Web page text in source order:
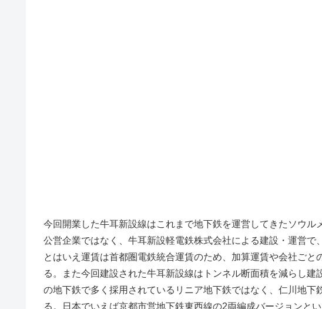
今回開業した牛耳新設線はこれまで地下鉄を運営してきたソウ
公営企業ではなく、牛耳新設軽電鉄株式会社による建設・運営で
とはいえ運賃は首都圏電鉄統合運賃のため、加算運賃や会社ご
る。また今回建設された牛耳新設線はトンネル断面積を減らし
の地下鉄で多く採用されているリニア地下鉄ではなく、仁川地
る。日本でいえば京都市営地下鉄東西線の2両編成バージョンと